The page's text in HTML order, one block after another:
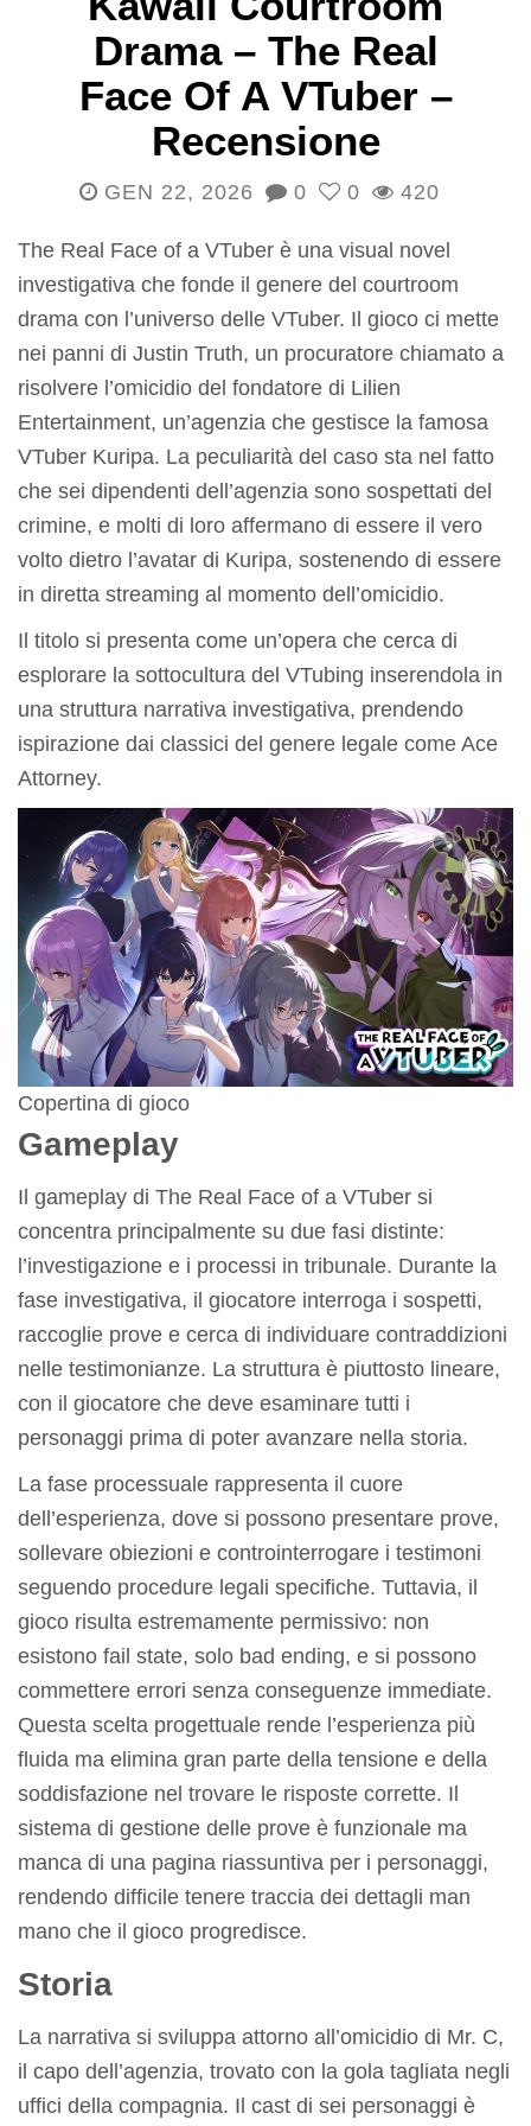
Drama – The Real
Face Of A VTuber –
Recensione
GEN 22, 2026 0 0 420
The Real Face of a VTuber è una visual novel
investigativa che fonde il genere del courtroom
drama con l’universo delle VTuber. Il gioco ci mette
nei panni di Justin Truth, un procuratore chiamato a
risolvere l’omicidio del fondatore di Lilien
Entertainment, un’agenzia che gestisce la famosa
VTuber Kuripa. La peculiarità del caso sta nel fatto
che sei dipendenti dell’agenzia sono sospettati del
crimine, e molti di loro affermano di essere il vero
volto dietro l’avatar di Kuripa, sostenendo di essere
in diretta streaming al momento dell’omicidio.
Il titolo si presenta come un’opera che cerca di
esplorare la sottocultura del VTubing inserendola in
una struttura narrativa investigativa, prendendo
ispirazione dai classici del genere legale come Ace
Attorney.
Copertina di gioco
Gameplay
Il gameplay di The Real Face of a VTuber si
concentra principalmente su due fasi distinte:
l’investigazione e i processi in tribunale. Durante la
fase investigativa, il giocatore interroga i sospetti,
raccoglie prove e cerca di individuare contraddizioni
nelle testimonianze. La struttura è piuttosto lineare,
con il giocatore che deve esaminare tutti i
personaggi prima di poter avanzare nella storia.
La fase processuale rappresenta il cuore
dell’esperienza, dove si possono presentare prove,
sollevare obiezioni e controinterrogare i testimoni
seguendo procedure legali specifiche. Tuttavia, il
gioco risulta estremamente permissivo: non
esistono fail state, solo bad ending, e si possono
commettere errori senza conseguenze immediate.
Questa scelta progettuale rende l’esperienza più
fluida ma elimina gran parte della tensione e della
soddisfazione nel trovare le risposte corrette. Il
sistema di gestione delle prove è funzionale ma
manca di una pagina riassuntiva per i personaggi,
rendendo difficile tenere traccia dei dettagli man
mano che il gioco progredisce.
Storia
La narrativa si sviluppa attorno all’omicidio di Mr. C,
il capo dell’agenzia, trovato con la gola tagliata negli
uffici della compagnia. Il cast di sei personaggi è